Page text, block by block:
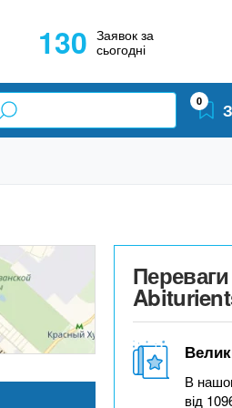
130 Заявок за
сьогодні
0
Переваги
В
від